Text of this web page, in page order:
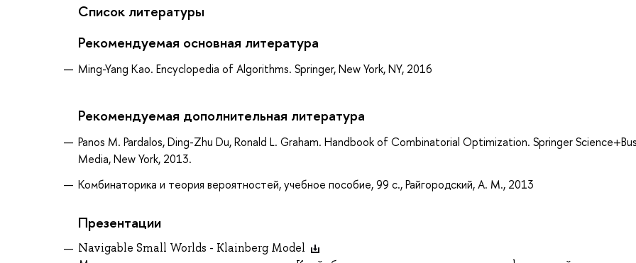
Список литературы
Рекомендуемая основная литература
Ming-Yang Kao. Encyclopedia of Algorithms. Springer, New York, NY, 2016
Рекомендуемая дополнительная литература
Panos M. Pardalos, Ding-Zhu Du, Ronald L. Graham. Handbook of Combinatorial Optimization. Springer
Media, New York, 2013.
Комбинаторика и теория вероятностей, учебное пособие, 99 с., Райгородский, А. М., 2013
Презентации
Navigable Small Worlds - Klainberg Model